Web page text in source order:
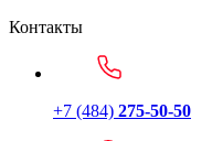
Контакты
+7 (484) 275-50-50